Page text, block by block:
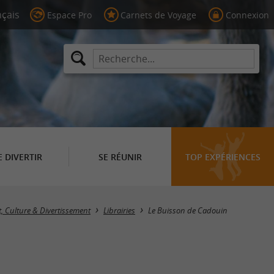
Espace Pro Carnets de Voyage Connexion
DIVERTIR SE RÉUNIR TOP EXPÉRIENCES
Masquer la carte
Culture & Divertissement Librairies Le Buisson de Cadouin